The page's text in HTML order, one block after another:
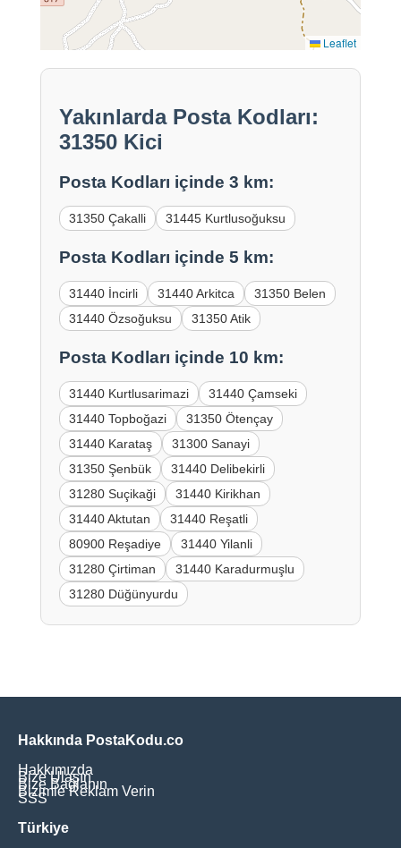
Leaflet
Yakınlarda Posta Kodları:
31350 Kici
Posta Kodları içinde 3 km:
31350 Çakalli 31445 Kurtlusoğuksu
Posta Kodları içinde 5 km:
31440 İncirli 31440 Arkitca
31350 Belen
31440 Özsoğuksu
31350 Atik
Posta Kodları içinde 10 km:
31440 Kurtlusarimazi
31440 Çamseki
31440 Topboğazi
31350 Ötençay
31440 Karataş
31300 Sanayi
31350 Şenbük
31440 Delibekirli
31280 Suçikaği
31440 Kirikhan
31440 Aktutan
31440 Reşatli
80900 Reşadiye
31440 Yilanli
31280 Çirtiman
31440 Karadurmuşlu
31280 Düğünyurdu
Hakkında PostaKodu.co
Hakkımızda
Bize Ulaşın
Bize Bağlanın
Bizimle Reklam Verin
SSS
Türkiye